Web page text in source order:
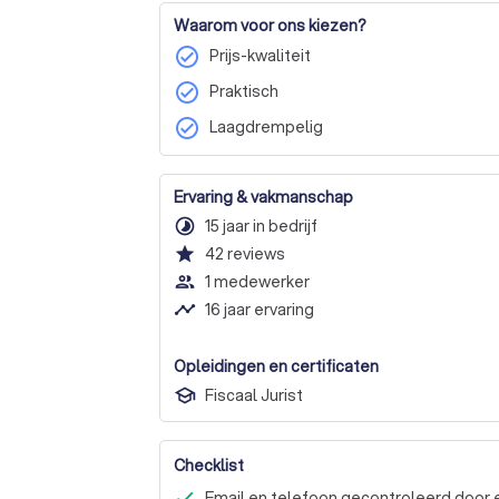
Waarom voor ons kiezen?
check_circle Prijs-kwaliteit
check_circle Praktisch
check_circle Laagdrempelig
Ervaring & vakmanschap
timelapse 15 jaar in bedrijf
star 42 reviews
people_outline 1 medewerker
timeline 16 jaar ervaring
Opleidingen en certificaten
Fiscaal Jurist
Checklist